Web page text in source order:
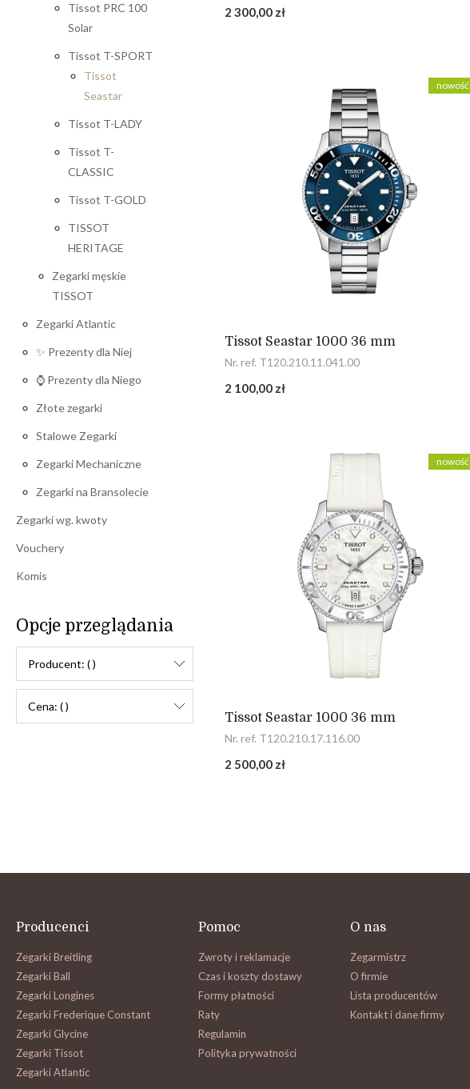
Tissot PRC 100
Solar
Tissot T-SPORT
Tissot
Seastar
Tissot T-LADY
Tissot T-
CLASSIC
Tissot T-GOLD
TISSOT
HERITAGE
Zegarki męskie
TISSOT
Zegarki Atlantic
✨ Prezenty dla Niej
⌚ Prezenty dla Niego
Złote zegarki
Stalowe Zegarki
Zegarki Mechaniczne
Zegarki na Bransolecie
Zegarki wg. kwoty
Vouchery
Komis
Opcje przeglądania
Producent: ( )
Cena: ( )
2 300,00 zł
Tissot Seastar 1000 36 mm
Nr. ref. T120.210.11.041.00
2 100,00 zł
nowość
Tissot Seastar 1000 36 mm
Nr. ref. T120.210.17.116.00
2 500,00 zł
nowość
Producenci
Zegarki Breitling
Zegarki Ball
Zegarki Longines
Zegarki Frederique Constant
Zegarki Glycine
Zegarki Tissot
Zegarki Atlantic
Pomoc
Zwroty i reklamacje
Czas i koszty dostawy
Formy płatności
Raty
Regulamin
Polityka prywatności
O nas
Zegarmistrz
O firmie
Lista producentów
Kontakt i dane firmy